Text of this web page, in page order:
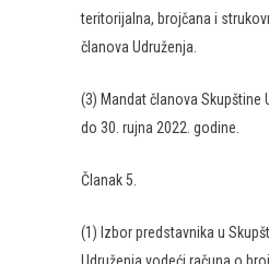
teritorijalna, brojčana i
članova Udruženja.
(3) Mandat članova Skupštine
do 30. rujna 2022. godine.
Članak 5.
(1) Izbor predstavnika u